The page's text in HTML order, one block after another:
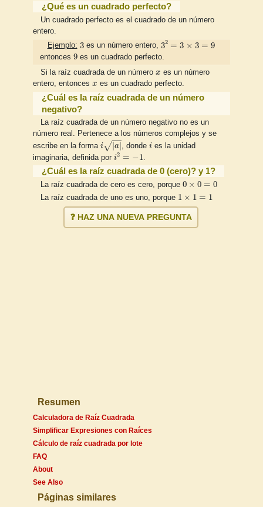
¿Qué es un cuadrado perfecto?
Un cuadrado perfecto es el cuadrado de un número
entero.
Ejemplo: 3
3es un número entero, 32 = 3 × 3 = 9
32=3×3=9
entonces 9
9 es un cuadrado perfecto.
Si la raíz cuadrada de un número x
x es un número
entero, entonces x
x es un cuadrado perfecto.
¿Cuál es la raíz cuadrada de un número
negativo?
La raíz cuadrada de un número negativo no es un
número real. Pertenece a los números complejos y se
escribe en la forma i√ a
| |
, donde i
i es la unidad
imaginaria, definida por i2 = −1
2=
¿Cuál es la raíz cuadrada de 0 (cero)? y 1?
La raíz cuadrada de cero es cero, porque 0 × 0 = 0
0 × 0 =
La raíz cuadrada de uno es uno, porque 1 × 1 = 1
1 ×1 = 1
❓ HAZ UNA NUEVA PREGUNTA
Resumen
Calculadora de Raíz Cuadrada
Simplificar Expresiones con Raíces
Cálculo de raíz cuadrada por lote
FAQ
About
See Also
Páginas similares